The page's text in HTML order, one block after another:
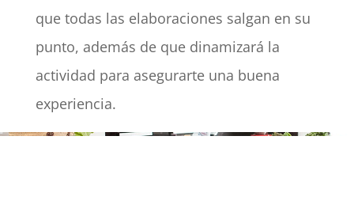
que todas las elaboraciones salgan en su
punto, además de que dinamizará la
actividad para asegurarte una buena
experiencia.